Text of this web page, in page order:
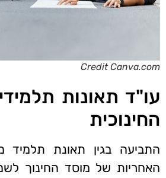
Credit Canva.com
עו"ד תאונות
החינוכית
התביעה בגין תאונת תלמיד
האחריות של מוסד החינוך